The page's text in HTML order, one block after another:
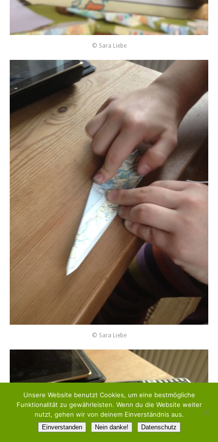
© Sara Liebe
© Sara Liebe
Unsere Website benutzt Cookies, um eine bestmögliche
Funktionalität zu gewährleisten. Wenn du die Website weiter
nutzt, gehen wir von deinem Einverständnis aus.
Einverstanden Nein danke! Datenschutz